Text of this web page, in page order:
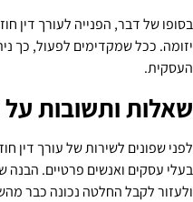
בסופו של דבר, הפנייה לעורך דין
יזומה. ככל שמקדימים לפעול, כך
העסקית.
שאלות ותשובות על
לפני שפונים לשירות של עורך דין
בעלי עסקים ואנשים פרטיים. הבנה
ולעזור לקבל החלטה נכונה כבר